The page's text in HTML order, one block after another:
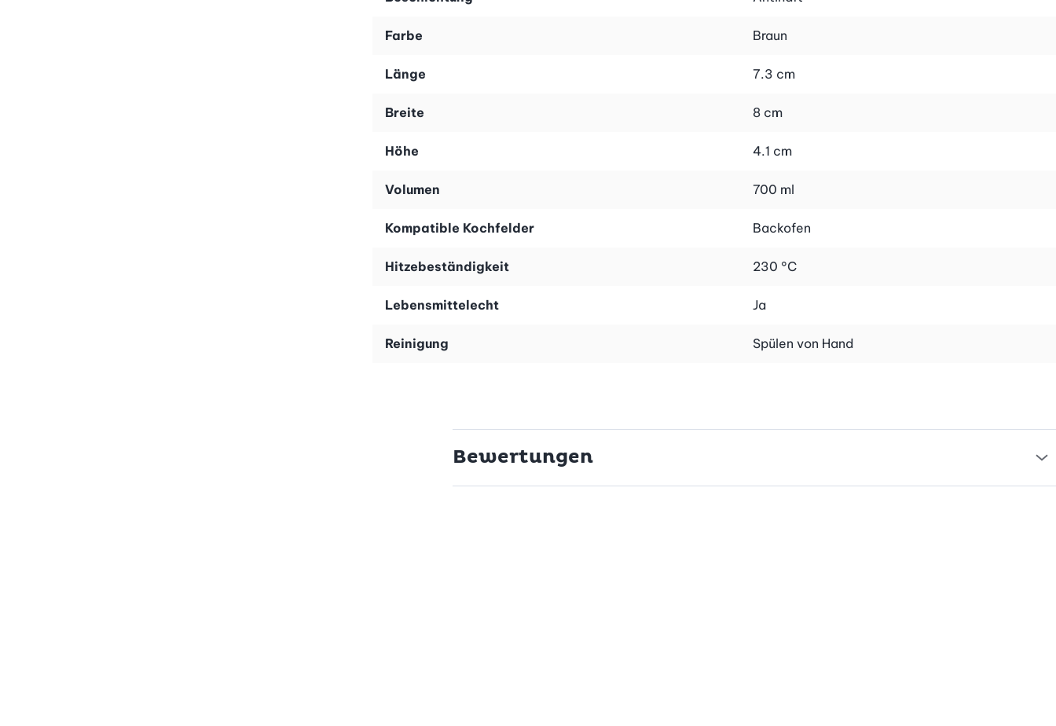
Farbe Braun
Länge 7.3 cm
Breite 8 cm
Höhe 4.1 cm
Volumen 700 ml
Kompatible Kochfelder Backofen
Hitzebeständigkeit 230 °C
Lebensmittelecht Ja
Reinigung Spülen von Hand
Bewertungen